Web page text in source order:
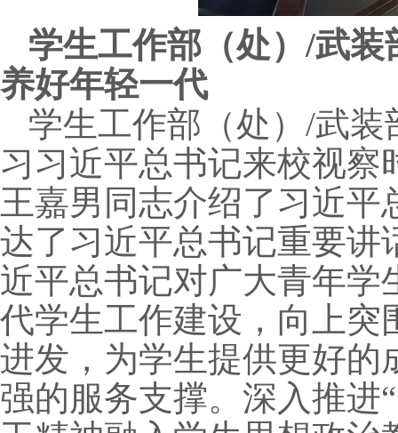
学生工作部（处） /武装
养好年轻一代
学生工作部（处） /武装
习习近平总书记来校视
王嘉男同志介绍了习近
达了习近平总书记重要讲
近平总书记对广大青年学
代学生工作建设，向上突
进发，为学生提供更好的
强的服务支撑。深入推进